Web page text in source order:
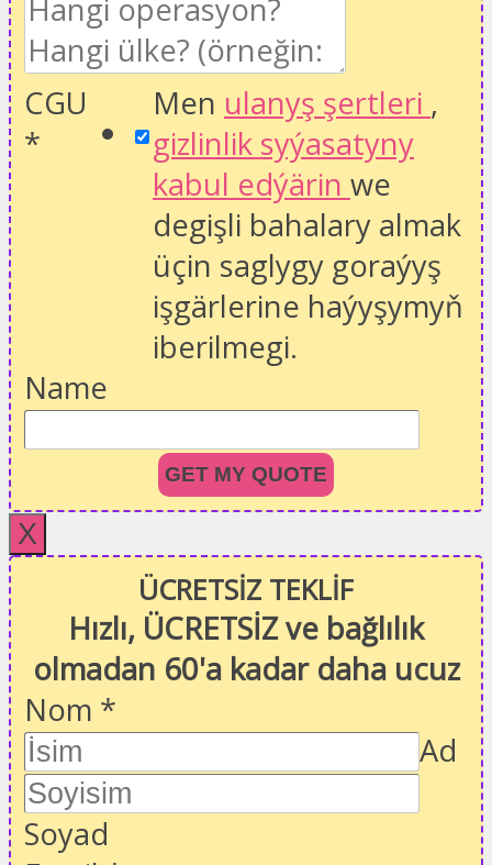
CGU
*
Men ulanyş şertleri ,
gizlinlik syýasatyny
kabul edýärin we
degişli bahalary almak
üçin saglygy goraýyş
işgärlerine haýyşymyň
iberilmegi.
Name
GET MY QUOTE
X
ÜCRETSİZ TEKLİF
Hızlı, ÜCRETSİZ ve bağlılık
olmadan 60'a kadar daha ucuz
Nom *
Ad
Soyad